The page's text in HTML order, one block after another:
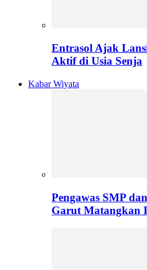
Entrasol Ajak
Aktif di Usia Senja
Kabar Wiyata
Pengawas SMP
Garut Matangkan